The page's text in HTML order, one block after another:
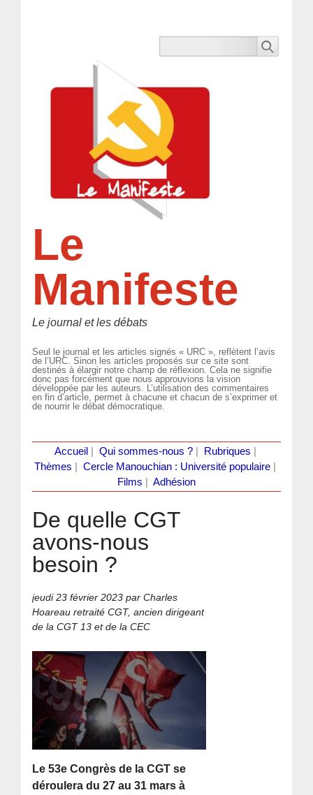
Le
Manifeste
Le journal et les débats
Seul le journal et les articles signés « URC », reflètent l’avis
de l’URC. Sinon les articles proposés sur ce site sont
destinés à élargir notre champ de réflexion. Cela ne signifie
donc pas forcément que nous approuvions la vision
développée par les auteurs. L’utilisation des commentaires
en fin d’article, permet à chacune et chacun de s’exprimer et
de nourrir le débat démocratique.
Accueil Qui sommes-nous ?| Rubriques
Thèmes
Cercle Manouchian : Université populaire
Films
Adhésion
De quelle CGT
avons-nous
besoin ?
jeudi 23 février 2023 par Charles
Hoareau retraité CGT, ancien dirigeant
de la CGT 13 et de la CEC
Le 53e Congrès de la CGT se
déroulera du 27 au 31 mars à